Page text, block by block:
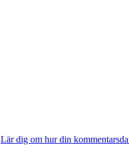
Lär dig om hur din